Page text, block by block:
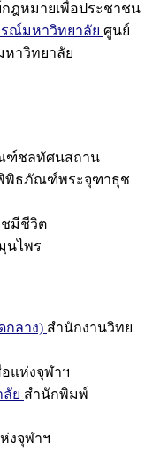
ฎหมายเพื่อประชาชน
ณ์มหาวิทยาลัย ศูนย์
าวิทยาลัย
ชลทัศนสถาน
พิธภัณฑ์พระจุฑาธุช
มีชีวิต
ไพร
กลาง) สำนักงานวิทย
แห่งจุฬาฯ
ย สำนักพิมพ์
งจุฬาฯ